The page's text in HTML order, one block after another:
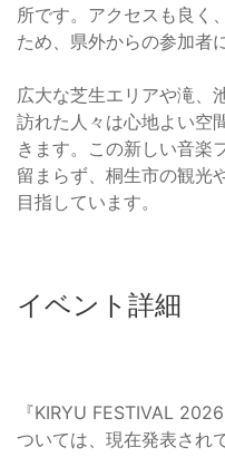
所です。アクセスも良く
ため、県外からの参加者
広大な芝生エリアや滝、
訪れた人々は心地よい空
きます。この新しい音楽
留まらず、桐生市の観光
目指しています。
イベント詳細
『KIRYU FESTIVAL
ついては、現在発表され